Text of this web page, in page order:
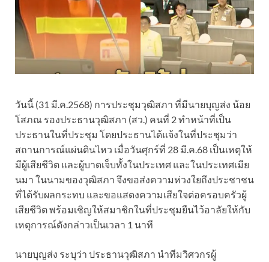
วันนี้ (31 มี.ค.2568) การประชุมวุฒิสภา ที่มีนายบุญส่ง น้อย
โสภณ รองประธานวุฒิสภา (สว.) คนที่ 2 ทำหน้าที่เป็น
ประธานในที่ประชุม โดยประธานได้แจ้งในที่ประชุมว่า
สถานการณ์แผ่นดินไหว เมื่อวันศุกร์ที่ 28 มี.ค.68 เป็นเหตุให้
มีผู้เสียชีวิต และผู้บาดเจ็บทั้งในประเทศ และในประเทศเมีย
นมา ในนามของวุฒิสภา จึงขอส่งความห่วงใยถึงประชาชน
ที่ได้รับผลกระทบ และขอแสดงความเสียใจต่อครอบครัวผู้
เสียชีวิต พร้อมเชิญให้สมาชิกในที่ประชุมยืนไว้อาลัยให้กับ
เหตุการณ์ดังกล่าวเป็นเวลา 1 นาที
นายบุญส่ง ระบุว่า ประธานวุฒิสภา นำทีมวิศวกรผู้